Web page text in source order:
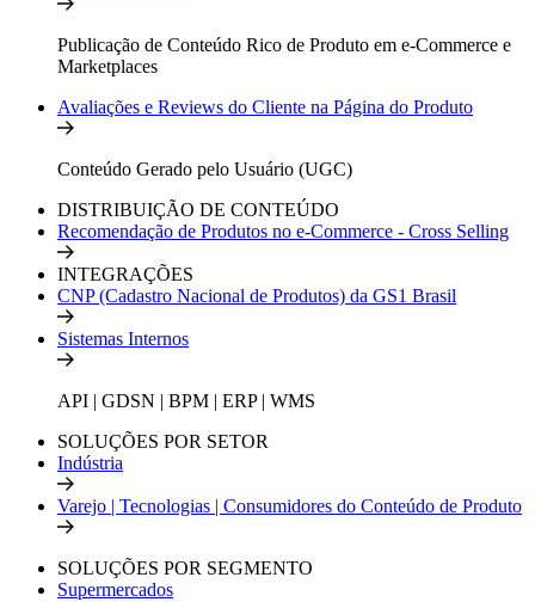
Publicação de Conteúdo Rico de Produto em e-Commerce e
Marketplaces
Avaliações e Reviews do Cliente na Página do Produto
Conteúdo Gerado pelo Usuário (UGC)
DISTRIBUIÇÃO DE CONTEÚDO
Recomendação de Produtos no e-Commerce - Cross Selling
INTEGRAÇÕES
CNP (Cadastro Nacional de Produtos) da GS1 Brasil
Sistemas Internos
API | GDSN | BPM | ERP | WMS
SOLUÇÕES POR SETOR
Indústria
Varejo | Tecnologias | Consumidores do Conteúdo de Produto
SOLUÇÕES POR SEGMENTO
Supermercados